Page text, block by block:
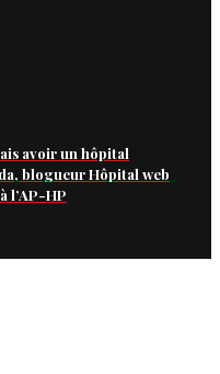
avoir un hôpital
blogueur Hôpital web
l’AP-HP